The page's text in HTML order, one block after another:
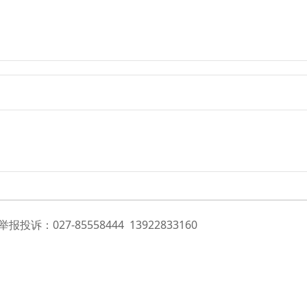
投诉：027-85558444 13922833160